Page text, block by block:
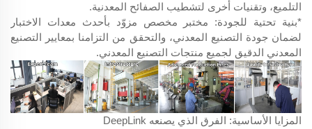
التلميع، وتقنيات أخرى لتشطيب الصفائح المعدنية.
*بنية تحتية للجودة: مختبر مخصص مزوّد بأحدث معدات الاختبار
لضمان جودة التصنيع المعدني، والتحقق من التزامنا بمعايير التصنيع
المعدني الدقيق لجميع منتجات التصنيع المعدني.
المزايا الأساسية: الفرق الذي يصنعه DeepLink